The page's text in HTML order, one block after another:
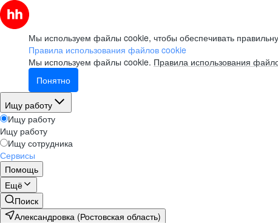
Мы используем файлы cookie, чтобы обеспечивать
Правила использования файлов cookie
Мы используем файлы cookie. Правила использования
Понятно
Ищу работу
Ищу работу
Ищу работу
Ищу сотрудника
Сервисы
Помощь
Ещё
Поиск
Александровка (Ростовская область)